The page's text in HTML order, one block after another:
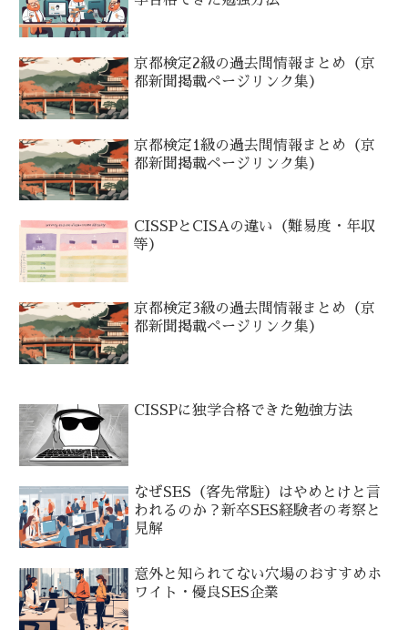
京都検定2級の過去問情報まとめ（京
都新聞掲載ページリンク集）
京都検定1級の過去問情報まとめ（京
都新聞掲載ページリンク集）
CISSPとCISAの違い（難易度・年収
等）
京都検定3級の過去問情報まとめ（京
都新聞掲載ページリンク集）
CISSPに独学合格できた勉強方法
なぜSES（客先常駐）はやめとけと言
われるのか？新卒SES経験者の考察と
見解
意外と知られてない穴場のおすすめホ
ワイト・優良SES企業